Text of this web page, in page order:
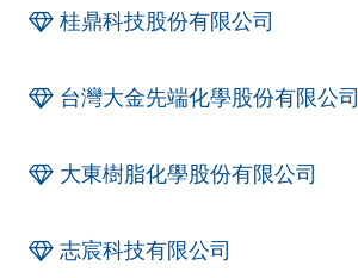
桂鼎科技股份有限公司
台灣大金先端化學股份有限公司
大東樹脂化學股份有限公司
志宸科技有限公司